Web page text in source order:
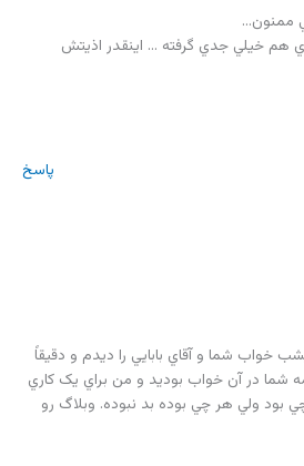
ممنون…
هم خيلي جدي گرفته … اينقدر اذيتش
پاسخ
خواب شما و آقاي بابايي را ديدم و دقيقاً
شما در آن خواب بوديد و من براي يک کاري
ولي هر چي بوده بد نبوده. وبلاگ رو